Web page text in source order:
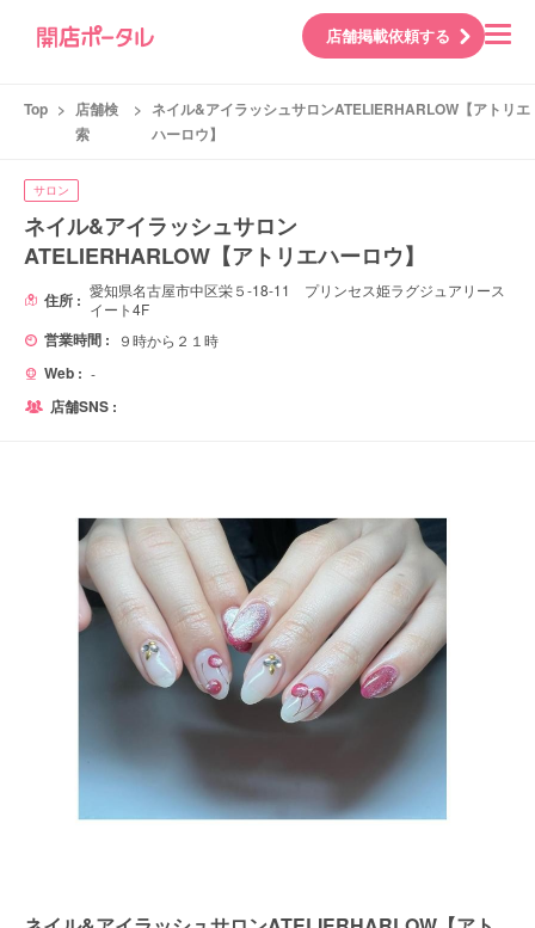
店舗掲載依頼する
Top > 店舗検
索
> ネイル&アイラッシュサロンATELIERHARLOW【アトリエ
ハーロウ】
サロン
ネイル&アイラッシュサロン
ATELIERHARLOW【アトリエハーロウ】
住所 : 愛知県名古屋市中区栄５-18-11 プリンセス姫ラグジュアリース
イート4F
営業時間 : ９時から２１時
Web : -
店舗SNS :